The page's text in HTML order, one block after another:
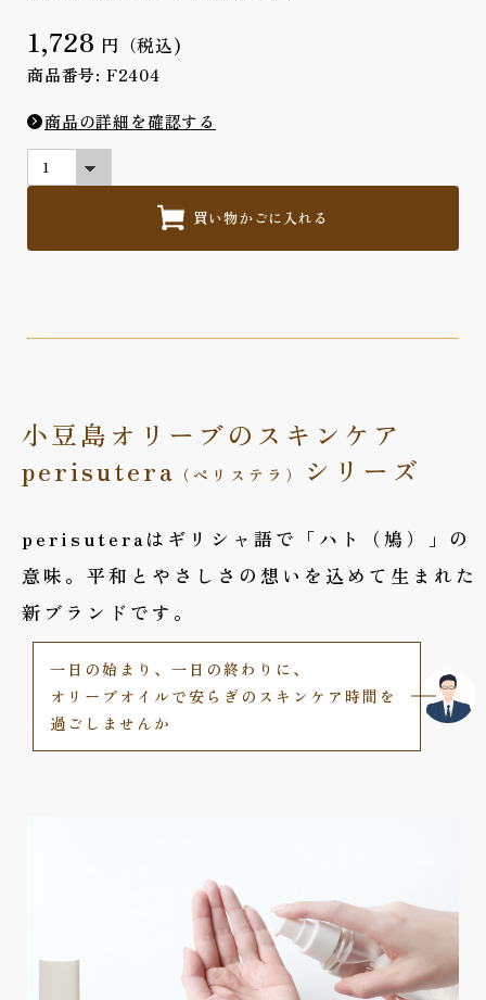
1,728 円（税込)
商品番号: F2404
商品の詳細を確認する
買い物かごに入れる
小豆島オリーブのスキンケア
perisutera （ペリステラ） シリーズ
perisuteraはギリシャ語で「ハト（鳩）」の
意味。平和と やさしさの想いを込めて生まれた
新ブランドです。
一日の始まり、一日の終わりに、
オリーブオイルで安らぎの スキンケア時間を
過ごしませんか